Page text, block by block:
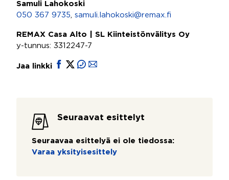
Samuli Lahokoski
050 367 9735
samuli.lahokoski@remax.fi
REMAX Casa Alto | SL Kiinteistönvälitys Oy
y-tunnus: 3312247-7
Jaa linkki
Seuraavat esittelyt
Seuraavaa esittelyä ei ole tiedossa:
Varaa yksityisesittely